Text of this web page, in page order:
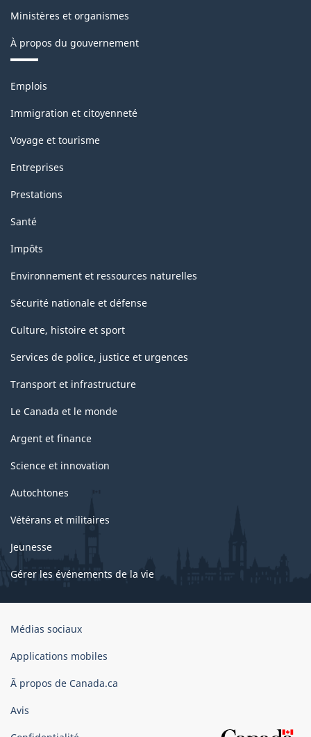
Ministères et organismes
À propos du gouvernement
Thèmes
sujets
Emplois
Immigration et citoyenneté
Voyage et tourisme
Entreprises
Prestations
Santé
Impôts
Environnement et ressources naturelles
Sécurité nationale et défense
Culture, histoire et sport
Services de police, justice et urgences
Transport et infrastructure
Le Canada et le monde
Argent et finance
Science et innovation
Autochtones
Vétérans et militaires
Jeunesse
Gérer les événements de la vie
Organisation
gouvernement
Canada
Médias sociaux
Applications mobiles
Ã propos de Canada.ca
Avis